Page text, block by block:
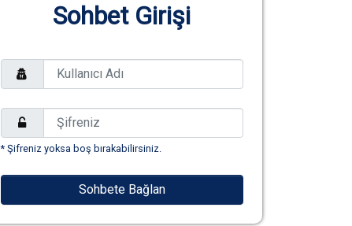
Sohbet Girişi
* Şifreniz yoksa boş bırakabilirsiniz.
Sohbete Bağlan